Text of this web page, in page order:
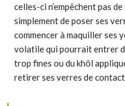
celles-ci n’empêchent pas
simplement de poser ses
commencer à maquiller ses
volatile qui pourrait entrer
trop fines ou du khôl
retirer ses verres de